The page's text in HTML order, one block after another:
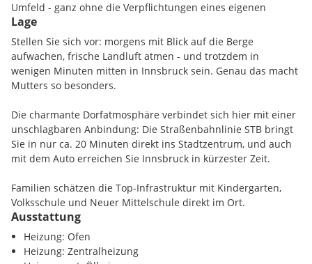
Umfeld - ganz ohne die Verpflichtungen eines eigenen
Hauses.
Die Wohnung wurde im Jahr 1990 neu errichtet und
präsentiert sich heute in einem sehr gepflegten Zustand.
Laufende Instandhaltungen und Verbesserungen sorgen für
Sanierungsmaßnahmen am Gebäude bekannt.
Auf rund 95 m² Wohnfläche überzeugt die Wohnung mit
einem durchdachten und großzügigen Grundriss:
Ein einladender Eingangsbereich führt in das helle
Schlafzimmer, ein modernes Badezimmer mit Badewanne
und Waschmaschinenanschluss sorgt für Komfort, und der
offene Wohn-Essbereich mit einer hochwertigen, modernen
Einbauküche samt erstklassigen Geräten lädt zum Kochen,
Genießen und Entspannen ein. Ein zusätzlicher Arbeits- oder
Lage
Stellen Sie sich vor: morgens mit Blick auf die Berge
aufwachen, frische Landluft atmen - und trotzdem in
wenigen Minuten mitten in Innsbruck sein. Genau das macht
Mutters so besonders.
Die charmante Dorfatmosphäre verbindet sich hier mit einer
unschlagbaren Anbindung: Die Straßenbahnlinie STB bringt
Sie in nur ca. 20 Minuten direkt ins Stadtzentrum, und auch
mit dem Auto erreichen Sie Innsbruck in kürzester Zeit.
Familien schätzen die Top-Infrastruktur mit Kindergarten,
Volksschule und Neuer Mittelschule direkt im Ort.
Einkaufsmöglichkeiten (MPreis mit Postpartnerstelle), Ärzte,
Apotheke und weitere wichtige Einrichtungen sind bequem
erreichbar.
Ausstattung
Heizung: Ofen
Heizung: Zentralheizung